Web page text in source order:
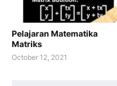
Pelajaran Matematika
Matriks
October 12, 2021